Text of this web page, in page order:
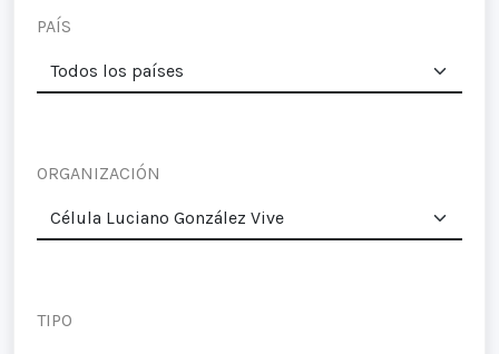
PAÍS
ORGANIZACIÓN
TIPO